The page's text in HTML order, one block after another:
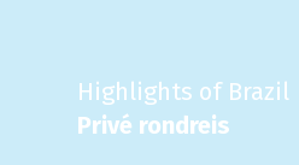
Highlights of Brazil
Privé rondreis